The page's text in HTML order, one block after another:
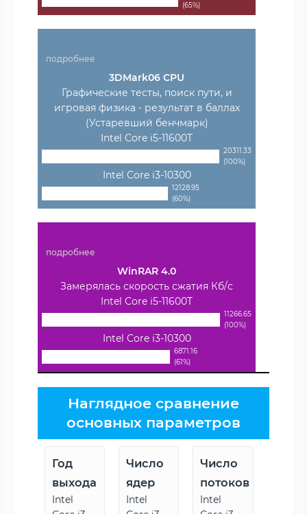
(65%)
подробнее
3DMark06 CPU
Графические тесты, поиск пути, и
игровая физика - результат в баллах
(Устаревший бенчмарк)
Intel Core i5-11600T
20311.33
(100%)
Intel Core i3-10300
12128.95
(60%)
подробнее
WinRAR 4.0
Замерялась скорость сжатия Кб/с
Intel Core i5-11600T
11266.65
(100%)
Intel Core i3-10300
6871.16
(61%)
Наглядное сравнение
основных параметров
Год
выхода
Intel
Число
ядер
Intel
Число
потоков
Intel